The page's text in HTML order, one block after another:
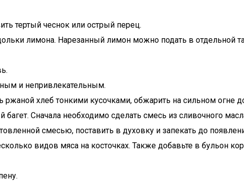
тертый чеснок или острый перец.
лимона. Нарезанный лимон можно подать в отдельной
и непривлекательным.
хлеб тонкими кусочками, обжарить на сильном огне
Сначала необходимо сделать смесь из сливочного
смесью, поставить в духовку и запекать до
видов мяса на косточках. Также добавьте в бульон